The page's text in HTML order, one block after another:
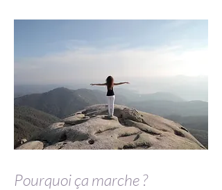
Pourquoi ça marche ?